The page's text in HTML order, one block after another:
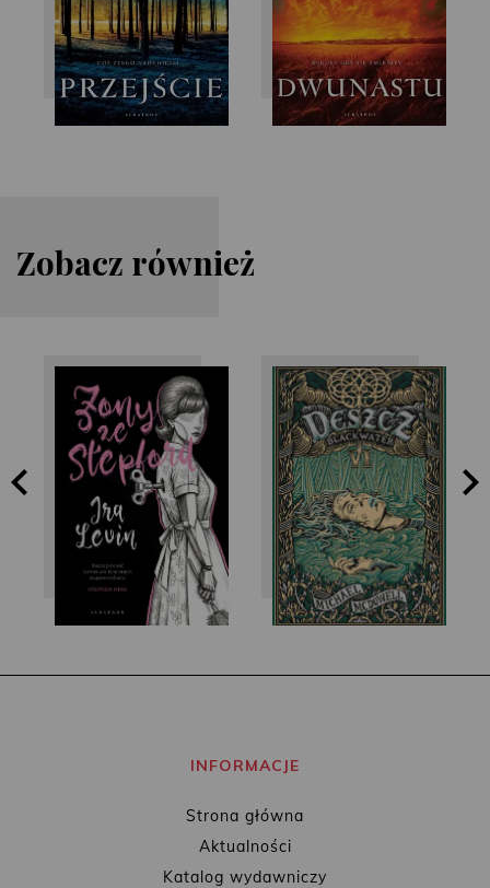
Zobacz również
Ira Levin Michael McDowell
INFORMACJE
Strona główna
Aktualności
Katalog wydawniczy